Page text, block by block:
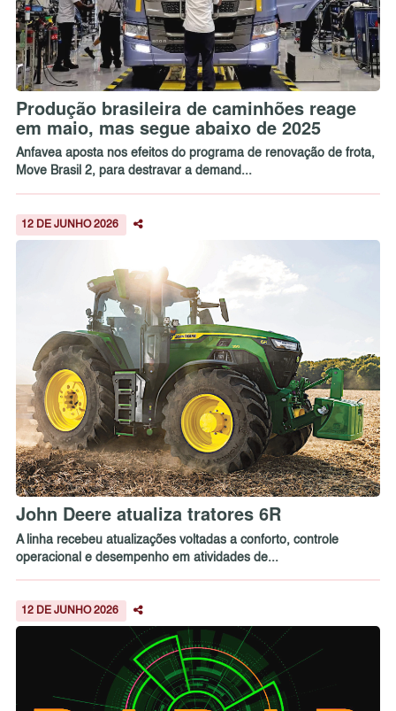
Produção brasileira de caminhões reage
em maio, mas segue abaixo de 2025
Anfavea aposta nos efeitos do programa de renovação de frota,
Move Brasil 2, para destravar a demand...
12 DE JUNHO 2026
John Deere atualiza tratores 6R
A linha recebeu atualizações voltadas a conforto, controle
operacional e desempenho em atividades de...
12 DE JUNHO 2026